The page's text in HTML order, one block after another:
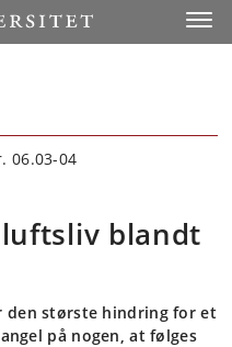
06.03-04
blandt
den største hindring for et
på nogen, at følges